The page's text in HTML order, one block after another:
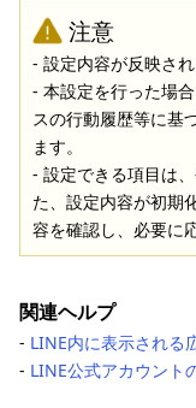
注意
- 設定内容が反映さ
- 本設定を行った場
スの行動履歴等に基
ます。
- 設定できる項目は
た、設定内容が初期
容を確認し、必要に
関連ヘルプ
‐ LINE内に表示される
‐ LINE公式アカウント